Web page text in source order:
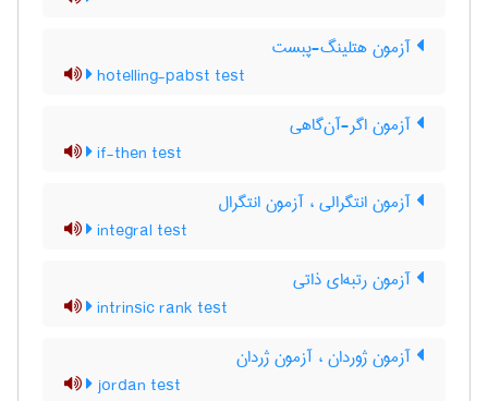
آزمون هتلینگ-پبست
hotelling-pabst test
آزمون اگر-آن‌گاهی
if-then test
آزمون انتگرالی ، آزمون انتگرال
integral test
آزمون رتبه‌ای ذاتی
intrinsic rank test
آزمون ژوردان ، آزمون ژردان
jordan test